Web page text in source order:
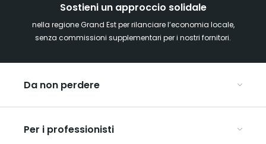
Sostieni un approccio solidale
nella regione Grand Est per rilanciare l’economia locale,
senza commissioni supplementari per i nostri fornitori.
Da non perdere
Alsazia
Per i professionisti